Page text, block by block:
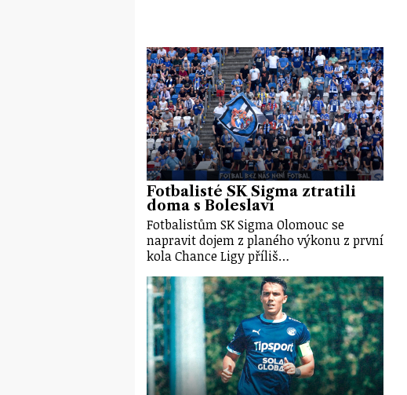
Fotbalisté SK Sigma ztratili
doma s Boleslaví
Fotbalistům SK Sigma Olomouc se
napravit dojem z planého výkonu z první
kola Chance Ligy příliš…